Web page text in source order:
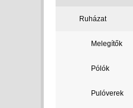
Ruházat
Melegítők
Pólók
Pulóverek